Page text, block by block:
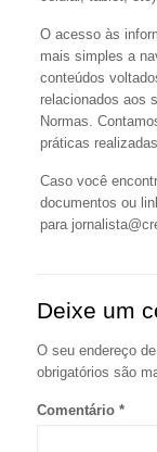
O acesso às
mais simples a
conteúdos
relacionados aos
Normas.
práticas
Caso você
documentos ou
para
Deixe um
O seu endereço
obrigatórios são
Comentário *